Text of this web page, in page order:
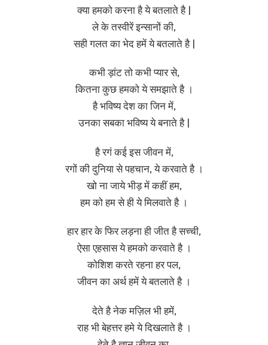
क्या हमको करना है ये बतलाते है |
ले के तस्वीरें इन्सानों की,
सही गलत का भेद हमें ये बतलाते है |
कभी ड़ांट तो कभी प्यार से,
कितना कुछ हमको ये समझाते है ।
है भविष्य देश का जिन में,
उनका सबका भविष्य ये बनाते है |
है रगं कई इस जीवन में,
रगों की दुनिया से पहचान, ये करवाते है ।
खो ना जाये भीड़ में कहीं हम,
हम को हम से ही ये मिलवाते है ।
हार हार के फिर लड़ना ही जीत है सच्ची,
ऐसा एहसास ये हमको करवाते है ।
कोशिश करते रहना हर पल,
जीवन का अर्थ हमें ये बतलाते है ।
देते है नेक मज़िल भी हमें,
राह भी बेहत्तर हमे ये दिखलाते है ।